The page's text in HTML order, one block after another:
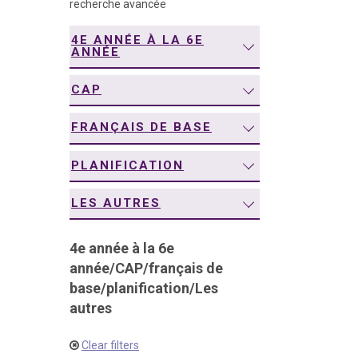
recherche avancée
4E ANNÉE À LA 6E
ANNÉE
CAP
FRANÇAIS DE BASE
PLANIFICATION
LES AUTRES
4e année à la 6e
année/CAP/français de
base/planification/Les
autres
Clear filters